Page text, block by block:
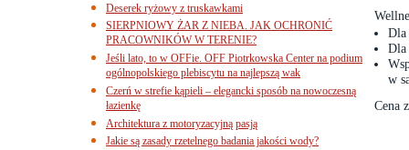
Dla
Dla
w
Cena
Deserek ryżowy z truskawkami
SIERPNIOWY ŻAR Z NIEBA. JAK OCHRONIĆ
PRACOWNIKÓW W TERENIE?
Jeśli lato, to w OFFie. OFF Piotrkowska Center na podium
ogólnopolskiego plebiscytu na najlepszą wak
Czerń w strefie kąpieli – elegancki sposób na nowoczesną
łazienkę
Architektura z motoryzacyjną pasją
Jakie są zasady rzetelnego badania jakości wody?